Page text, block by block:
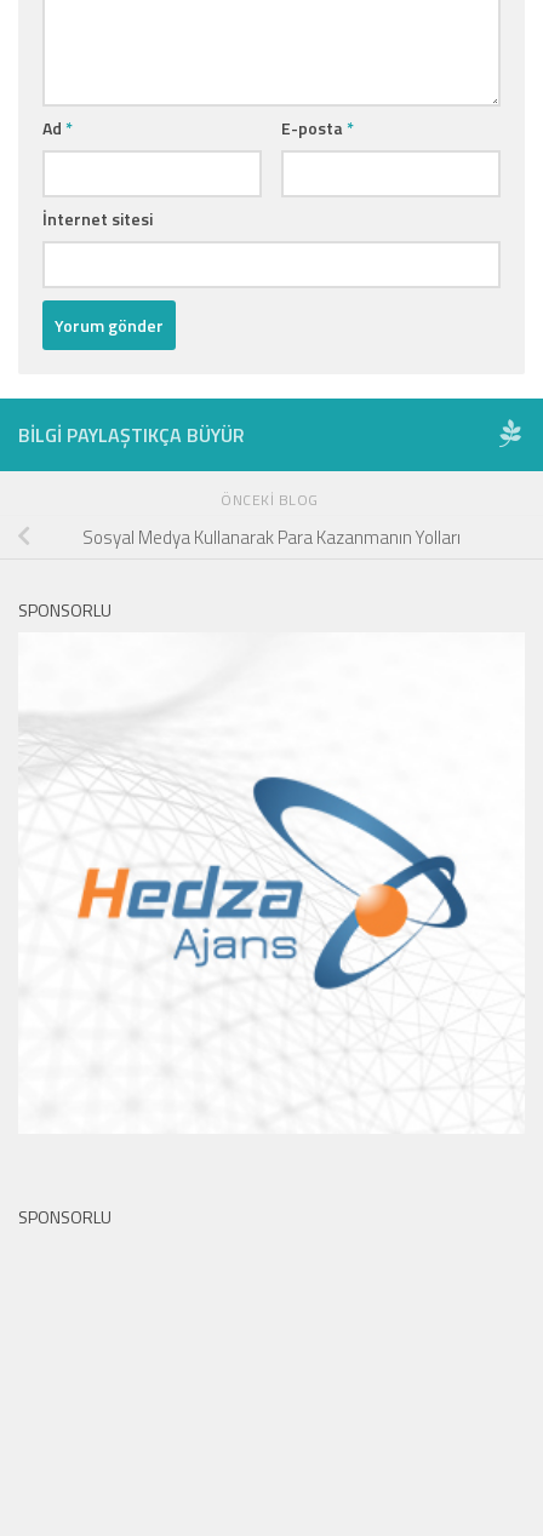
Ad* E-posta*
İnternet sitesi
BILGI PAYLAŞTIKÇA BÜYÜR
ÖNCEKI BLOG
Sosyal Medya Kullanarak Para Kazanmanın Yolları
SPONSORLU
SPONSORLU